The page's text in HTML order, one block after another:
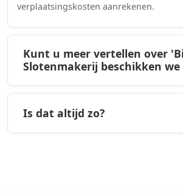
verplaatsingskosten aanrekenen.
Kunt u meer vertellen over
Slotenmakerij beschikken we
Is dat altijd zo?